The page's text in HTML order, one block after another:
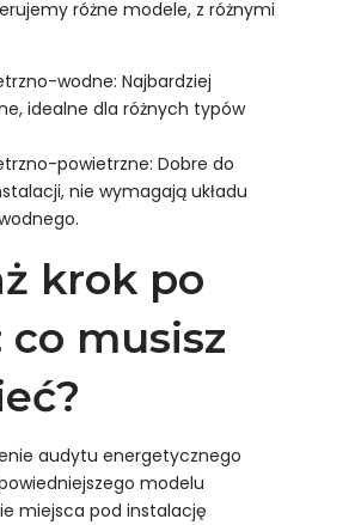
różne modele, z różnymi
wodne: Najbardziej
idealne dla różnych typów
powietrzne: Dobre do
nie wymagają układu
krok po
co musisz
audytu energetycznego
modelu
miejsca pod instalację